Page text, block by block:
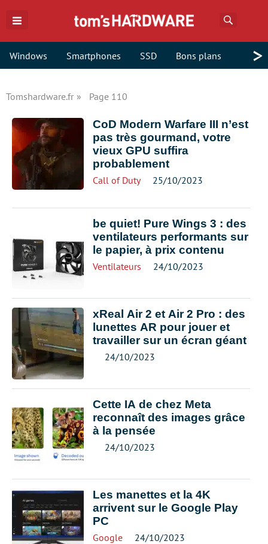
Windows Smartphones SSD Bons plans >
Tomshardware.fr Page 110
CoD Modern Warfare III n’est
pas très gourmand, votre
vieux GPU suffira
probablement
Call of Duty 25/10/2023
be quiet! Pure Wings 3 : des
ventilateurs performants sur
le papier, à prix contenu
Ventilateurs 24/10/2023
xReal Air 2 et Air 2 Pro : des
lunettes AR pour jouer et
travailler sur un écran géant
24/10/2023
Cette IA de chez Meta
reconnaît des images grâce
à la pensée
24/10/2023
Les manettes et la 4K
arrivent sur le Google Play
PC
Google 24/10/2023